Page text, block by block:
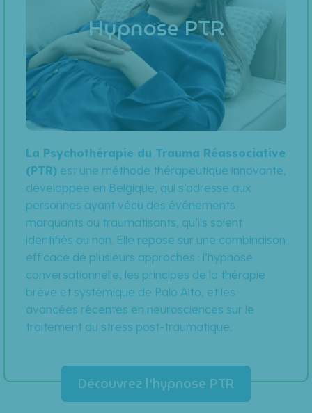
Hypnose PTR
La Psychothérapie du Trauma Réassociative
(PTR) est une méthode thérapeutique innovante,
développée en Belgique, qui s’adresse aux
personnes ayant vécu des événements
marquants ou traumatisants, qu’ils soient
identifiés ou non. Elle repose sur une combinaison
efficace de plusieurs approches : l’hypnose
conversationnelle, les principes de la thérapie
brève et systémique de Palo Alto, et les
avancées récentes en neurosciences sur le
traitement du stress post-traumatique.
Découvrez l’hypnose PTR